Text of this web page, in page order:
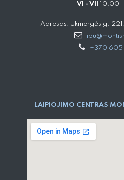
VI - VII 10:00
Adresas: Ukmergės g.
+370 605
LAIPIOJIMO CENTRAS